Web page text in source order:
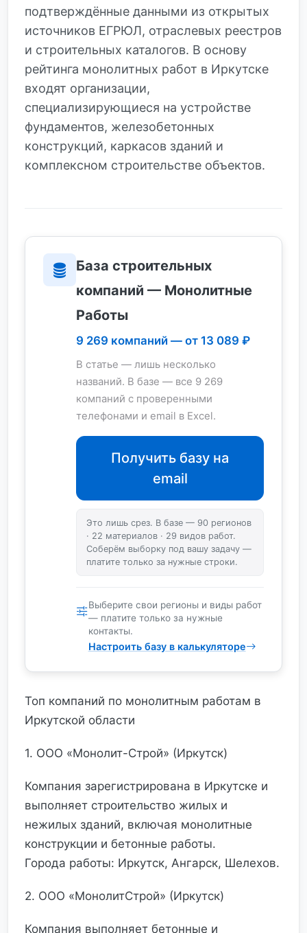
подтверждённые данными из открытых
источников ЕГРЮЛ, отраслевых реестров
и строительных каталогов. В основу
рейтинга монолитных работ в Иркутске
входят организации,
специализирующиеся на устройстве
фундаментов, железобетонных
конструкций, каркасов зданий и
комплексном строительстве объектов.
База строительных
компаний — Монолитные
Работы
9 269 компаний — от 13 089 ₽
В статье — лишь несколько
названий. В базе — все 9 269
компаний с проверенными
телефонами и email в Excel.
Получить базу на
email
Это лишь срез. В базе — 90 регионов
· 22 материалов · 29 видов работ.
Соберём выборку под вашу задачу —
платите только за нужные строки.
Выберите свои регионы и виды работ
— платите только за нужные
контакты.
Настроить базу в калькуляторе
Топ компаний по монолитным работам в
Иркутской области
1. ООО «Монолит-Строй» (Иркутск)
Компания зарегистрирована в Иркутске и
выполняет строительство жилых и
нежилых зданий, включая монолитные
конструкции и бетонные работы.
Города работы: Иркутск, Ангарск, Шелехов.
2. ООО «МонолитСтрой» (Иркутск)
Компания выполняет бетонные и